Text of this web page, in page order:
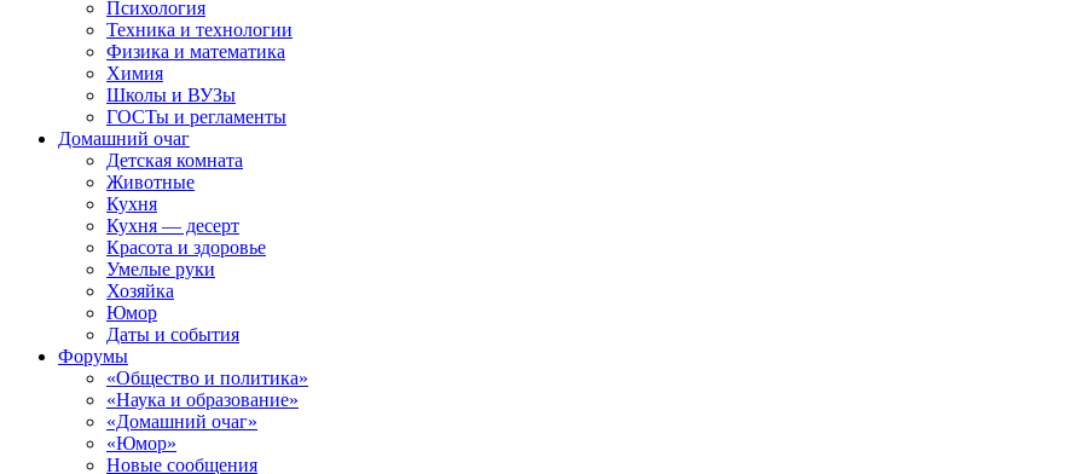
Психология
Техника и технологии
Физика и математика
Химия
Школы и ВУЗы
ГОСТы и регламенты
Домашний очаг
Детская комната
Животные
Кухня
Кухня — десерт
Красота и здоровье
Умелые руки
Хозяйка
Юмор
Даты и события
Форумы
«Общество и политика»
«Наука и образование»
«Домашний очаг»
«Юмор»
Новые сообщения